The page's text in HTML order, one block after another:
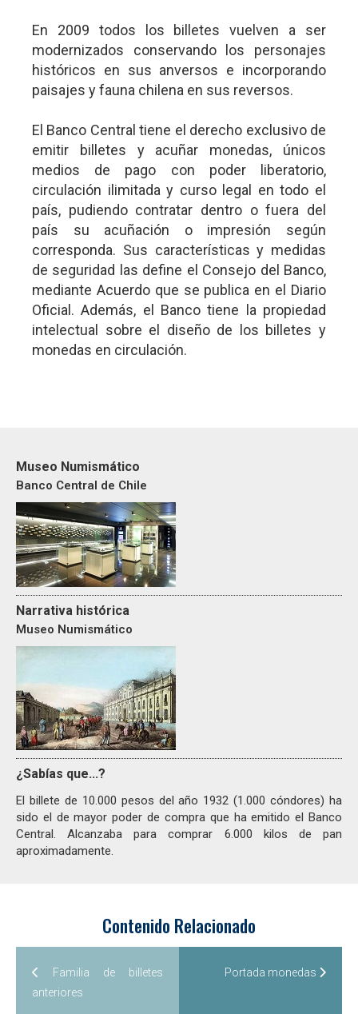
En 2009 todos los billetes vuelven a ser
modernizados conservando los personajes
históricos en sus anversos e incorporando
paisajes y fauna chilena en sus reversos.
El Banco Central tiene el derecho exclusivo de
emitir billetes y acuñar monedas, únicos
medios de pago con poder liberatorio,
circulación ilimitada y curso legal en todo el
país, pudiendo contratar dentro o fuera del
país su acuñación o impresión según
corresponda. Sus características y medidas
de seguridad las define el Consejo del Banco,
mediante Acuerdo que se publica en el Diario
Oficial. Además, el Banco tiene la propiedad
intelectual sobre el diseño de los billetes y
monedas en circulación.
Museo Numismático
Banco Central de Chile
Narrativa histórica
Museo Numismático
¿Sabías que...?
El billete de 10.000 pesos del año 1932 (1.000 cóndores) ha
sido el de mayor poder de compra que ha emitido el Banco
Central. Alcanzaba para comprar 6.000 kilos de pan
aproximadamente.
Contenido Relacionado
Familia de billetes
anteriores
Portada monedas